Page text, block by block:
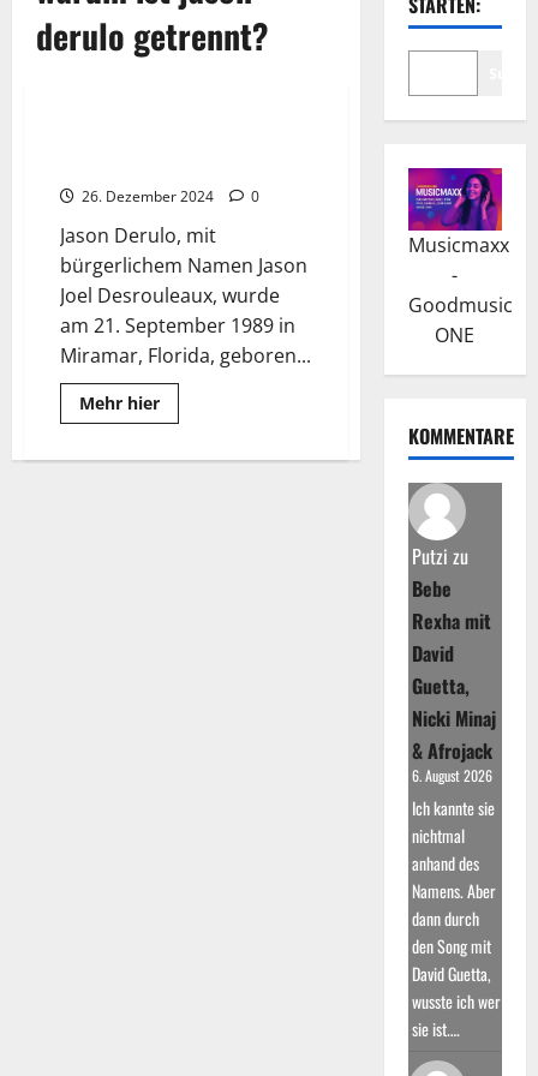
derulo getrennt?
26. Dezember 2024 0
Jason Derulo, mit
bürgerlichem Namen Jason
Joel Desrouleaux, wurde
am 21. September 1989 in
Miramar, Florida, geboren...
Mehr hierRead
more
Derulo:
Musicmaxx
-
Goodmusic
ONE
KOMMENTARE
Putzi zu
Bebe
Rexha mit
David
Guetta,
Nicki Minaj
& Afrojack
6. August 2026
Ich kannte sie
nichtmal
anhand des
Namens. Aber
dann durch
den Song mit
David Guetta,
wusste ich wer
sie ist.…